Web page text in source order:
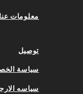
معلومات عنا
توصيل
سياسة
سياسه